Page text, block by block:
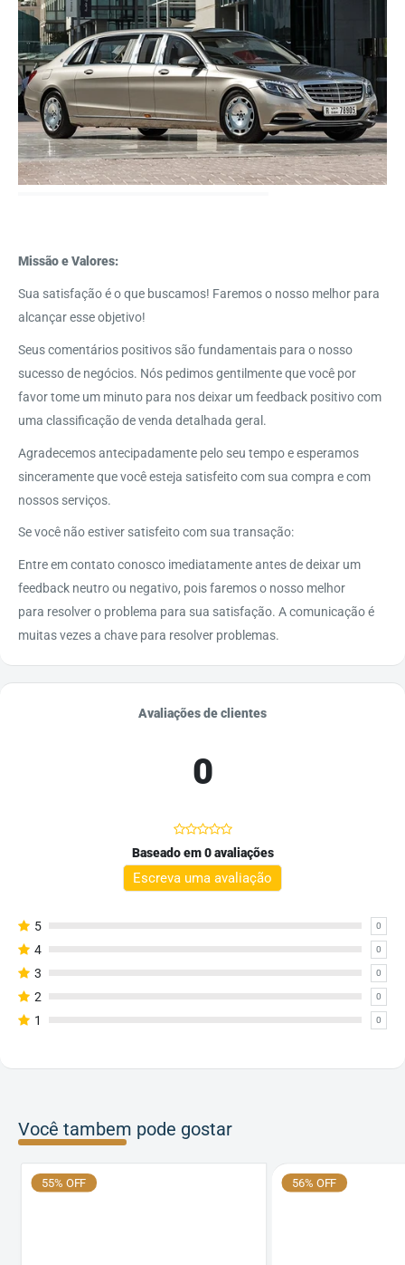
Missão e Valores:
Sua satisfação é o que buscamos! Faremos o nosso melhor para
alcançar esse objetivo!
Seus comentários positivos são fundamentais para o nosso
sucesso de negócios. Nós pedimos gentilmente que você por
favor tome um minuto para nos deixar um feedback positivo com
uma classificação de venda detalhada geral.
Agradecemos antecipadamente pelo seu tempo e esperamos
sinceramente que você esteja satisfeito com sua compra e com
nossos serviços.
Se você não estiver satisfeito com sua transação:
Entre em contato conosco imediatamente antes de deixar um
feedback neutro ou negativo, pois faremos o nosso melhor
para resolver o problema para sua satisfação. A comunicação é
muitas vezes a chave para resolver problemas.
Avaliações de clientes
0
Baseado em 0 avaliações
Escreva uma avaliação
5 0
4 0
3 0
2 0
1 0
Você tambem pode gostar
55% OFF 56% OFF